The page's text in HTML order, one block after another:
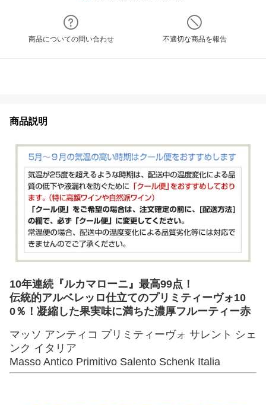
商品についての問い合わせ 不適切な商品を報告
商品説明
10年連続『ルカマローニ』最高99点！
伝統的アルベレッロ仕立てのプリミティーヴォ10
0％！凝縮した果実味に満ちた濃厚フルーティー赤
マッソ アンティコ プリミティーヴォ サレント シェ
ンク イタリア
Masso Antico Primitivo Salento Schenk Italia